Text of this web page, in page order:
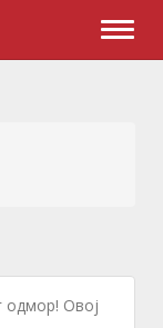
одмор! Овој